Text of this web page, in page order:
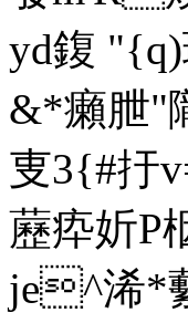
yd鍑
&*癩朑
叓3{#扜
藶疩妡P
je^浠*